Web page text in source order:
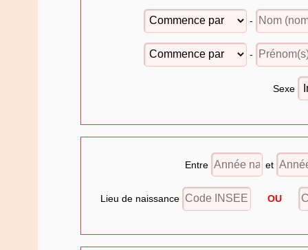
-
-
Sexe
Entre et
Lieu de naissance OU